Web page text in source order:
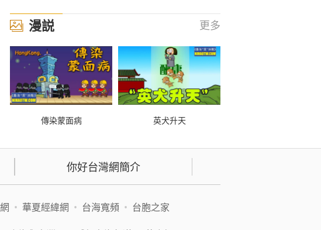
漫説 更多
傳染蒙面病 英犬升天
你好台灣網簡介
• 華夏經緯網 • 台海寬頻 • 台胞之家